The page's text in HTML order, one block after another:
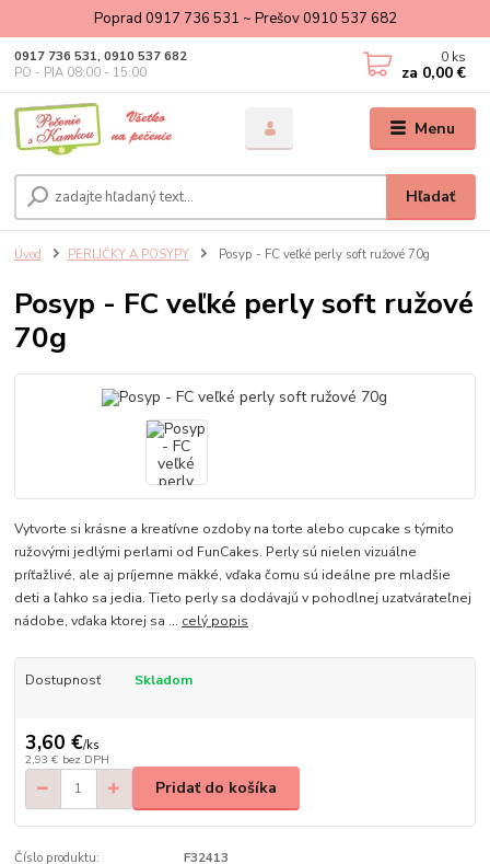
Poprad 0917 736 531 ~ Prešov 0910 537 682
Menu
Hľadať
0917 736 531, 0910 537 682
PO - PIA 08:00 - 15:00
0 ks
za 0,00 €
Úvod PERLIČKY A POSYPY Posyp - FC veľké perly soft ružové 70g
Posyp - FC veľké perly soft ružové
70g
Vytvorte si krásne a kreatívne ozdoby na torte alebo cupcake s týmito
ružovými jedlými perlami od FunCakes. Perly sú nielen vizuálne
príťažlivé, ale aj príjemne mäkké, vďaka čomu sú ideálne pre mladšie
deti a ľahko sa jedia. Tieto perly sa dodávajú v pohodlnej uzatvárateľnej
nádobe, vďaka ktorej sa ... celý popis
Dostupnosť Skladom
3,60 €/ks
2,93 € bez DPH
Pridať do košíka
Číslo produktu: F32413